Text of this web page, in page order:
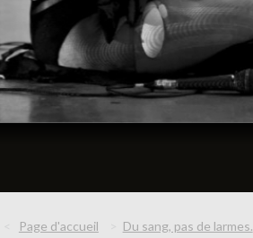
Page d'accueil Du sang, pas de larmes.